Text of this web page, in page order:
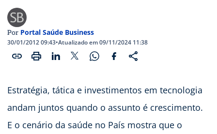
Por Portal Saúde Business
30/01/2012 09:43•Atualizado em 09/11/2024 11:38
Estratégia, tática e investimentos em tecnologia
andam juntos quando o assunto é crescimento.
E o cenário da saúde no País mostra que o